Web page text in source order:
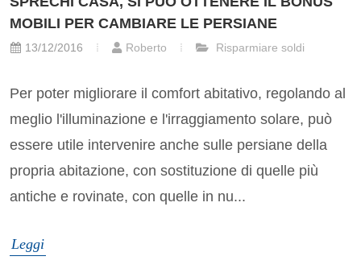
MOBILI PER CAMBIARE LE PERSIANE
13/12/2016 Roberto Risparmiare soldi
Per poter migliorare il comfort abitativo, regolando al
meglio l'illuminazione e l'irraggiamento solare, può
essere utile intervenire anche sulle persiane della
propria abitazione, con sostituzione di quelle più
antiche e rovinate, con quelle in nu...
Leggi